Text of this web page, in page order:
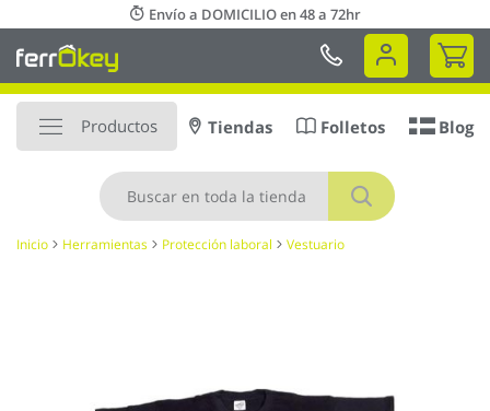
al
contenido
Envío a DOMICILIO en 48 a 72hr
Mi
Productos
Buscar
Tiendas Folletos Blog
Inicio Herramientas Protección laboral Vestuario